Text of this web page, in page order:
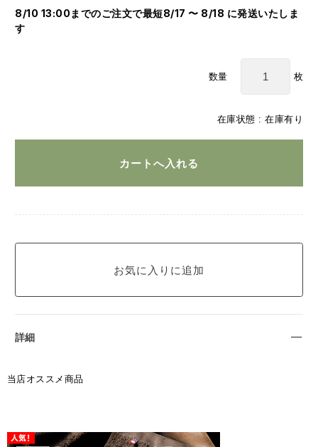
在庫状態 : 在庫有り
8/10 13:00までのご注文で最短8/17 〜 8/18 に発送いたしま
す
数量 枚
詳細
当店オススメ商品